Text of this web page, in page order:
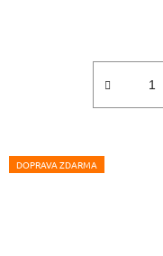
DOPRAVA ZDARMA